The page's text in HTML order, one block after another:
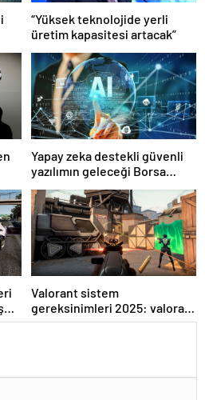
“Yüksek teknolojide yerli
üretim kapasitesi artacak”
Yapay zeka destekli güvenli
yazılımın geleceği Borsa
İstanbul’da tartışılacak
Valorant sistem
gereksinimleri 2025: valorant
kaç gb yer kaplar?